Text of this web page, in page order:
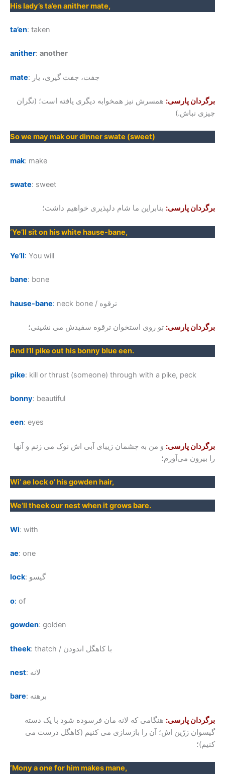
His lady’s ta’en anither mate,
ta’en: taken
anither: another
mate : جفت، جفت گیری، یار
برگردان پارسی: همسرش نیز همخوابه دیگری یافته است؛ (نگران
چیزی نباش.)
So we may mak our dinner swate (sweet)
mak: make
swate: sweet
برگردان پارسی: بنابراین ما شام دلپذیری خواهیم داشت؛
‘Ye’ll sit on his white hause-bane,
Ye’ll: You will
bane: bone
hause-bane: neck bone / ترقوه
برگردان پارسی: تو روی استخوان ترقوه سفیدش می نشینی؛
And I’ll pike out his bonny blue een.
pike: kill or thrust (someone) through with a pike, peck
bonny: beautiful
een: eyes
برگردان پارسی: و من به چشمان زیبای آبی اش نوک می زنم و آنها
را بیرون می‌آورم؛
Wi’ ae lock o’ his gowden hair,
We’ll theek our nest when it grows bare.
Wi: with
ae: one
lock : گیسو
o: of
gowden: golden
theek : thatch / با کاهگل اندودن
nest : لانه
bare : برهنه
برگردان پارسی: هنگامی که لانه مان فرسوده شود با یک دسته
گیسوان زرّین اش؛ آن را بازسازی می کنیم (کاهگل درست می
کنیم)؛
‘Mony a one for him makes mane,